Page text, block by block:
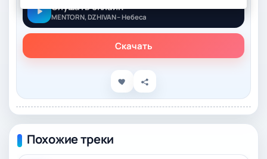
Слушать онлайн
MENTORN, DZHIVAN – Небеса
Скачать
Похожие треки